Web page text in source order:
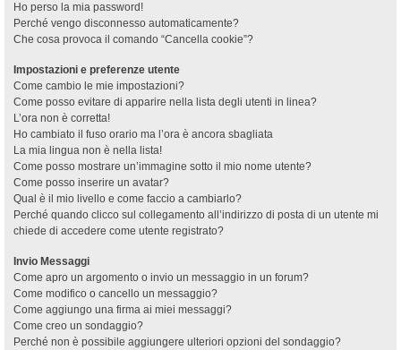
Ho perso la mia password!
Perché vengo disconnesso automaticamente?
Che cosa provoca il comando “Cancella cookie”?
Impostazioni e preferenze utente
Come cambio le mie impostazioni?
Come posso evitare di apparire nella lista degli utenti in linea?
L’ora non è corretta!
Ho cambiato il fuso orario ma l’ora è ancora sbagliata
La mia lingua non è nella lista!
Come posso mostrare un’immagine sotto il mio nome utente?
Come posso inserire un avatar?
Qual è il mio livello e come faccio a cambiarlo?
Perché quando clicco sul collegamento all’indirizzo di posta di un utente mi
chiede di accedere come utente registrato?
Invio Messaggi
Come apro un argomento o invio un messaggio in un forum?
Come modifico o cancello un messaggio?
Come aggiungo una firma ai miei messaggi?
Come creo un sondaggio?
Perché non è possibile aggiungere ulteriori opzioni del sondaggio?